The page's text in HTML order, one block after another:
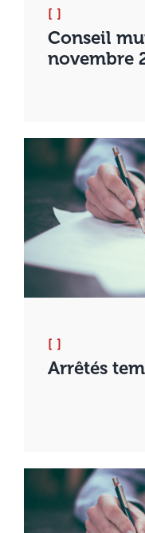
[ ]
Conseil
novembre
[ ]
Arrêtés